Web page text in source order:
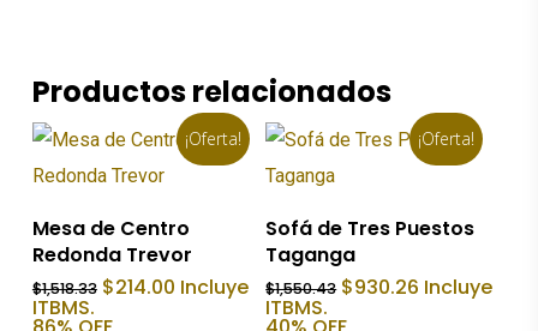
Productos relacionados
¡Oferta!
Añadir Al Carrito
Mesa de Centro
Redonda Trevor
$1,518.33 El
original
$214.00El
precio
Incluye
ITBMS.
¡Oferta!
Añadir Al Carrito
Sofá de Tres Puestos
Taganga
$1,550.43 El
original
$930.26 El
precio
Incluye
ITBMS.